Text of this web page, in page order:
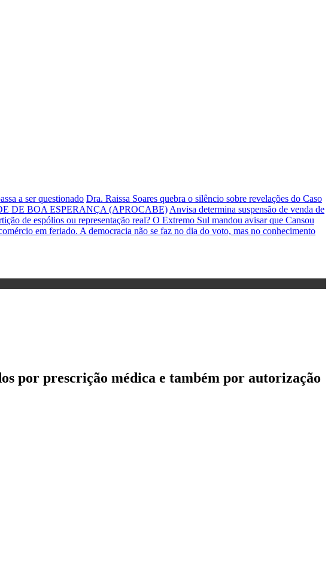
a ser questionado Dra. Raissa Soares quebra o silêncio sobre revelações do Caso
DE BOA ESPERANÇA (APROCABE) Anvisa determina suspensão de venda de
de espólios ou representação real? O Extremo Sul mandou avisar que Cansou
em feriado. A democracia não se faz no dia do voto, mas no conhecimento
por prescrição médica e também por autorização